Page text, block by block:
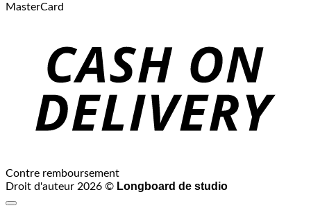
MasterCard
Contre remboursement
Droit d'auteur 2026 © Longboard de studio